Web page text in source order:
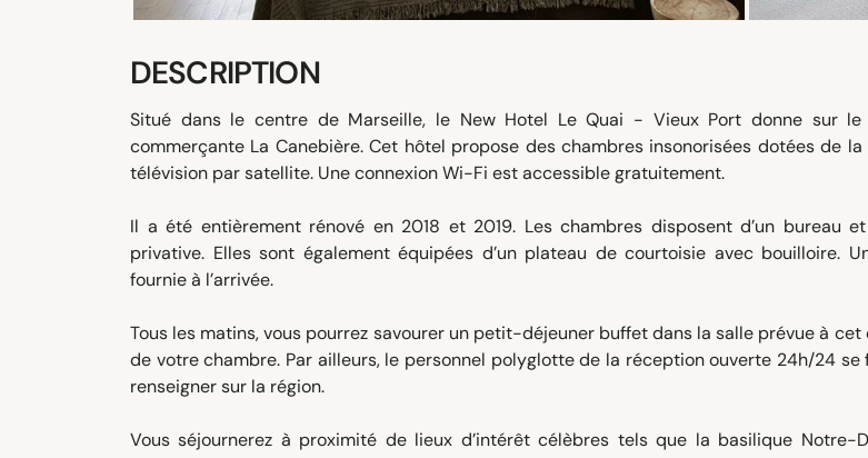
DESCRIPTION
Situé dans le centre de Marseille, le New Hotel Le Quai - Vieux Port donne sur
commerçante La Canebière. Cet hôtel propose des chambres insonorisées dotées de
télévision par satellite. Une connexion Wi-Fi est accessible gratuitement.
Il a été entièrement rénové en 2018 et 2019. Les chambres disposent d’un bureau
privative. Elles sont également équipées d’un plateau de courtoisie avec bouilloire.
fournie à l’arrivée.
Tous les matins, vous pourrez savourer un petit-déjeuner buffet dans la salle prévue à cet
de votre chambre. Par ailleurs, le personnel polyglotte de la réception ouverte 24h/24 se
renseigner sur la région.
Vous séjournerez à proximité de lieux d’intérêt célèbres tels que la basilique Notre-